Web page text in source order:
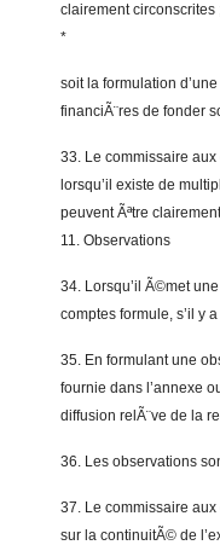
clairement circonscrites
*
soit la formulation
financiÃ¨res de fonder
33. Le commissaire
lorsqu’il existe de
peuvent Ãªtre
11. Observations
34. Lorsqu’il Ã©met
comptes formule, s’il y
35. En formulant une
fournie dans l’annexe
diffusion relÃ¨ve de la
36. Les observations
37. Le commissaire
sur la continuitÃ© de